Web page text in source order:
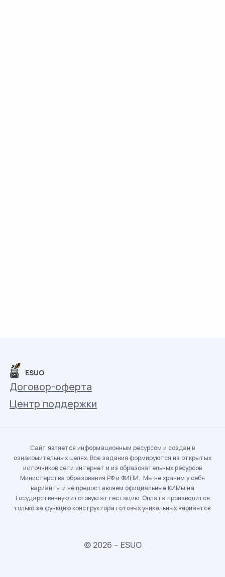
ESUO
Договор-оферта
Центр поддержки
Сайт является информационным ресурсом и создан в
ознакомительных целях. Все задания формируются из открытых
источников сети интернет и из образовательных ресурсов
Министерства образования РФ и ФИПИ. Мы не храним у себя
варианты и не предоставляем официальные КИМы на
Государственную итоговую аттестацию. Оплата производится
только за функцию конструктора готовых уникальных вариантов.
© 2026 – ESUO